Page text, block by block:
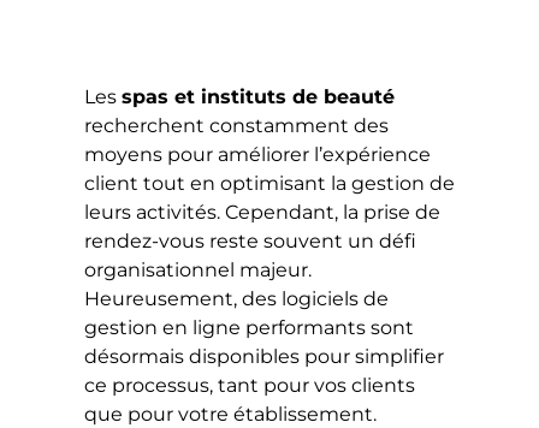
Les spas et instituts de beauté
recherchent constamment des
moyens pour améliorer l’expérience
client tout en optimisant la gestion de
leurs activités. Cependant, la prise de
rendez-vous reste souvent un défi
organisationnel majeur.
Heureusement, des logiciels de
gestion en ligne performants sont
désormais disponibles pour simplifier
ce processus, tant pour vos clients
que pour votre établissement.